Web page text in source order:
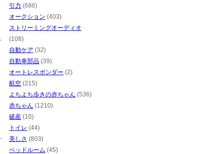
引力 (686)
オークション (403)
ストリーミングオーディオ
(108)
自動ケア (32)
自動車部品 (39)
オートレスポンダー (2)
航空 (215)
よちよち歩きの赤ちゃん (536)
赤ちゃん (1210)
破産 (10)
トイレ (44)
美しさ (803)
ベッドルーム (45)